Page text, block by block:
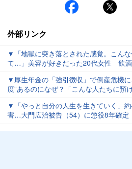
外部リンク
▼「地獄に突き落とされた感覚。こん
て…」美容が好きだった20代女性 飲
たままハンドル握り… 危険運転致傷
▼厚生年金の「強引徴収」で倒産危機
度”あるのになぜ？「こんな人たちに預
と…驚きの結果が
▼「やっと自分の人生を生きていく」
害…大門広治被告（54）に懲役8年確